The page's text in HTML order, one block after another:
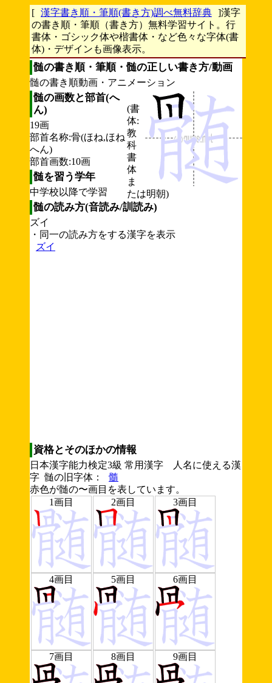
[ 漢字書き順・筆順(書き方)調べ無料辞典 ]漢字
の書き順・筆順（書き方）無料学習サイト。行
書体・ゴシック体や楷書体・など色々な字体(書
体)・デザインも画像表示。
髄の書き順・筆順・髄の正しい書き方/動画
髄の書き順動画・アニメーション
(書
体:
教
科
書
体
ま
たは明朝)
髄の画数と部首(へ
ん)
19画
部首名称:骨(ほね,ほね
へん)
部首画数:10画
髄を習う学年
中学校以降で学習
髄の読み方(音読み/訓読み)
ズイ
・同一の読み方をする漢字を表示
ズイ
資格とそのほかの情報
日本漢字能力検定3級 常用漢字 人名に使える漢
字 髄の旧字体：
髓
赤色が髄の〜画目を表しています。
1画目
2画目 3画目
4画目 5画目 6画目
7画目 8画目 9画目